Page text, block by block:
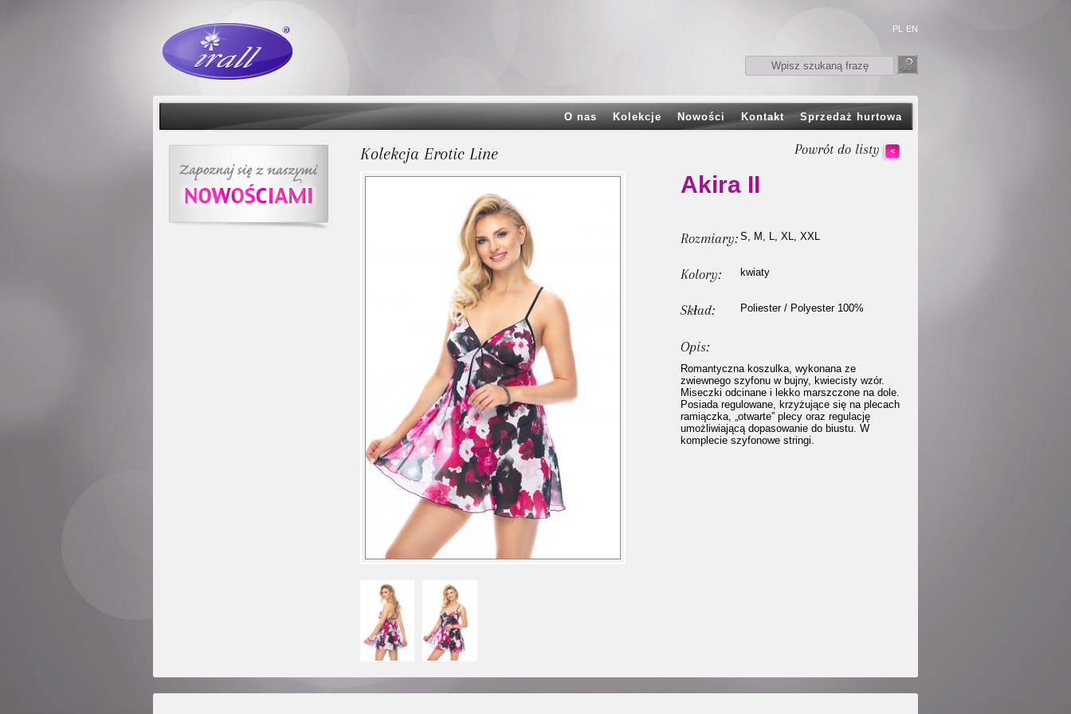
PL EN
O nas Kolekcje Nowości Kontakt Sprzedaż hurtowa
Kolekcja Erotic Line Powrót do listy <
Akira II
Rozmiary: S, M, L, XL, XXL
Kolory: kwiaty
Skład: Poliester / Polyester 100%
Opis:
Romantyczna koszulka, wykonana ze
zwiewnego szyfonu w bujny, kwiecisty wzór.
Miseczki odcinane i lekko marszczone na dole.
Posiada regulowane, krzyżujące się na plecach
ramiączka, „otwarte” plecy oraz regulację
umożliwiającą dopasowanie do biustu. W
komplecie szyfonowe stringi.